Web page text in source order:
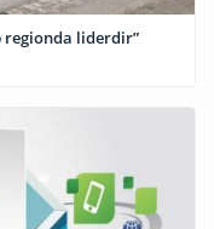
regionda liderdir”